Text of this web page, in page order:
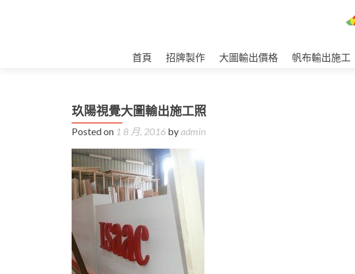
首頁 招牌製作 大圖輸出價格 帆布輸出施工
玖陽視覺大圖輸出施工照
Posted on 1 8 月, 2016 byadmin